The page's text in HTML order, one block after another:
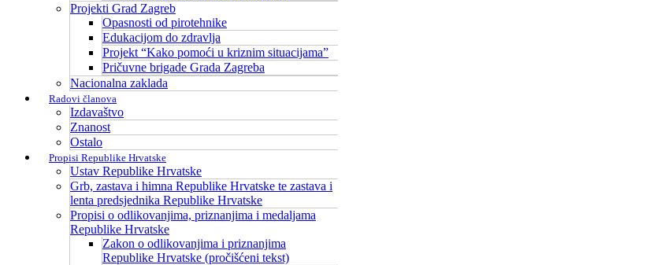
Projekti Grad Zagreb
Opasnosti od pirotehnike
Edukacijom do zdravlja
Projekt “Kako pomoći u kriznim situacijama”
Pričuvne brigade Grada Zagreba
Nacionalna zaklada
Radovi članova
Izdavaštvo
Znanost
Ostalo
Propisi Republike Hrvatske
Ustav Republike Hrvatske
Grb, zastava i himna Republike Hrvatske te zastava i
lenta predsjednika Republike Hrvatske
Propisi o odlikovanjima, priznanjima i medaljama
Republike Hrvatske
Zakon o odlikovanjima i priznanjima
Republike Hrvatske (pročišćeni tekst)